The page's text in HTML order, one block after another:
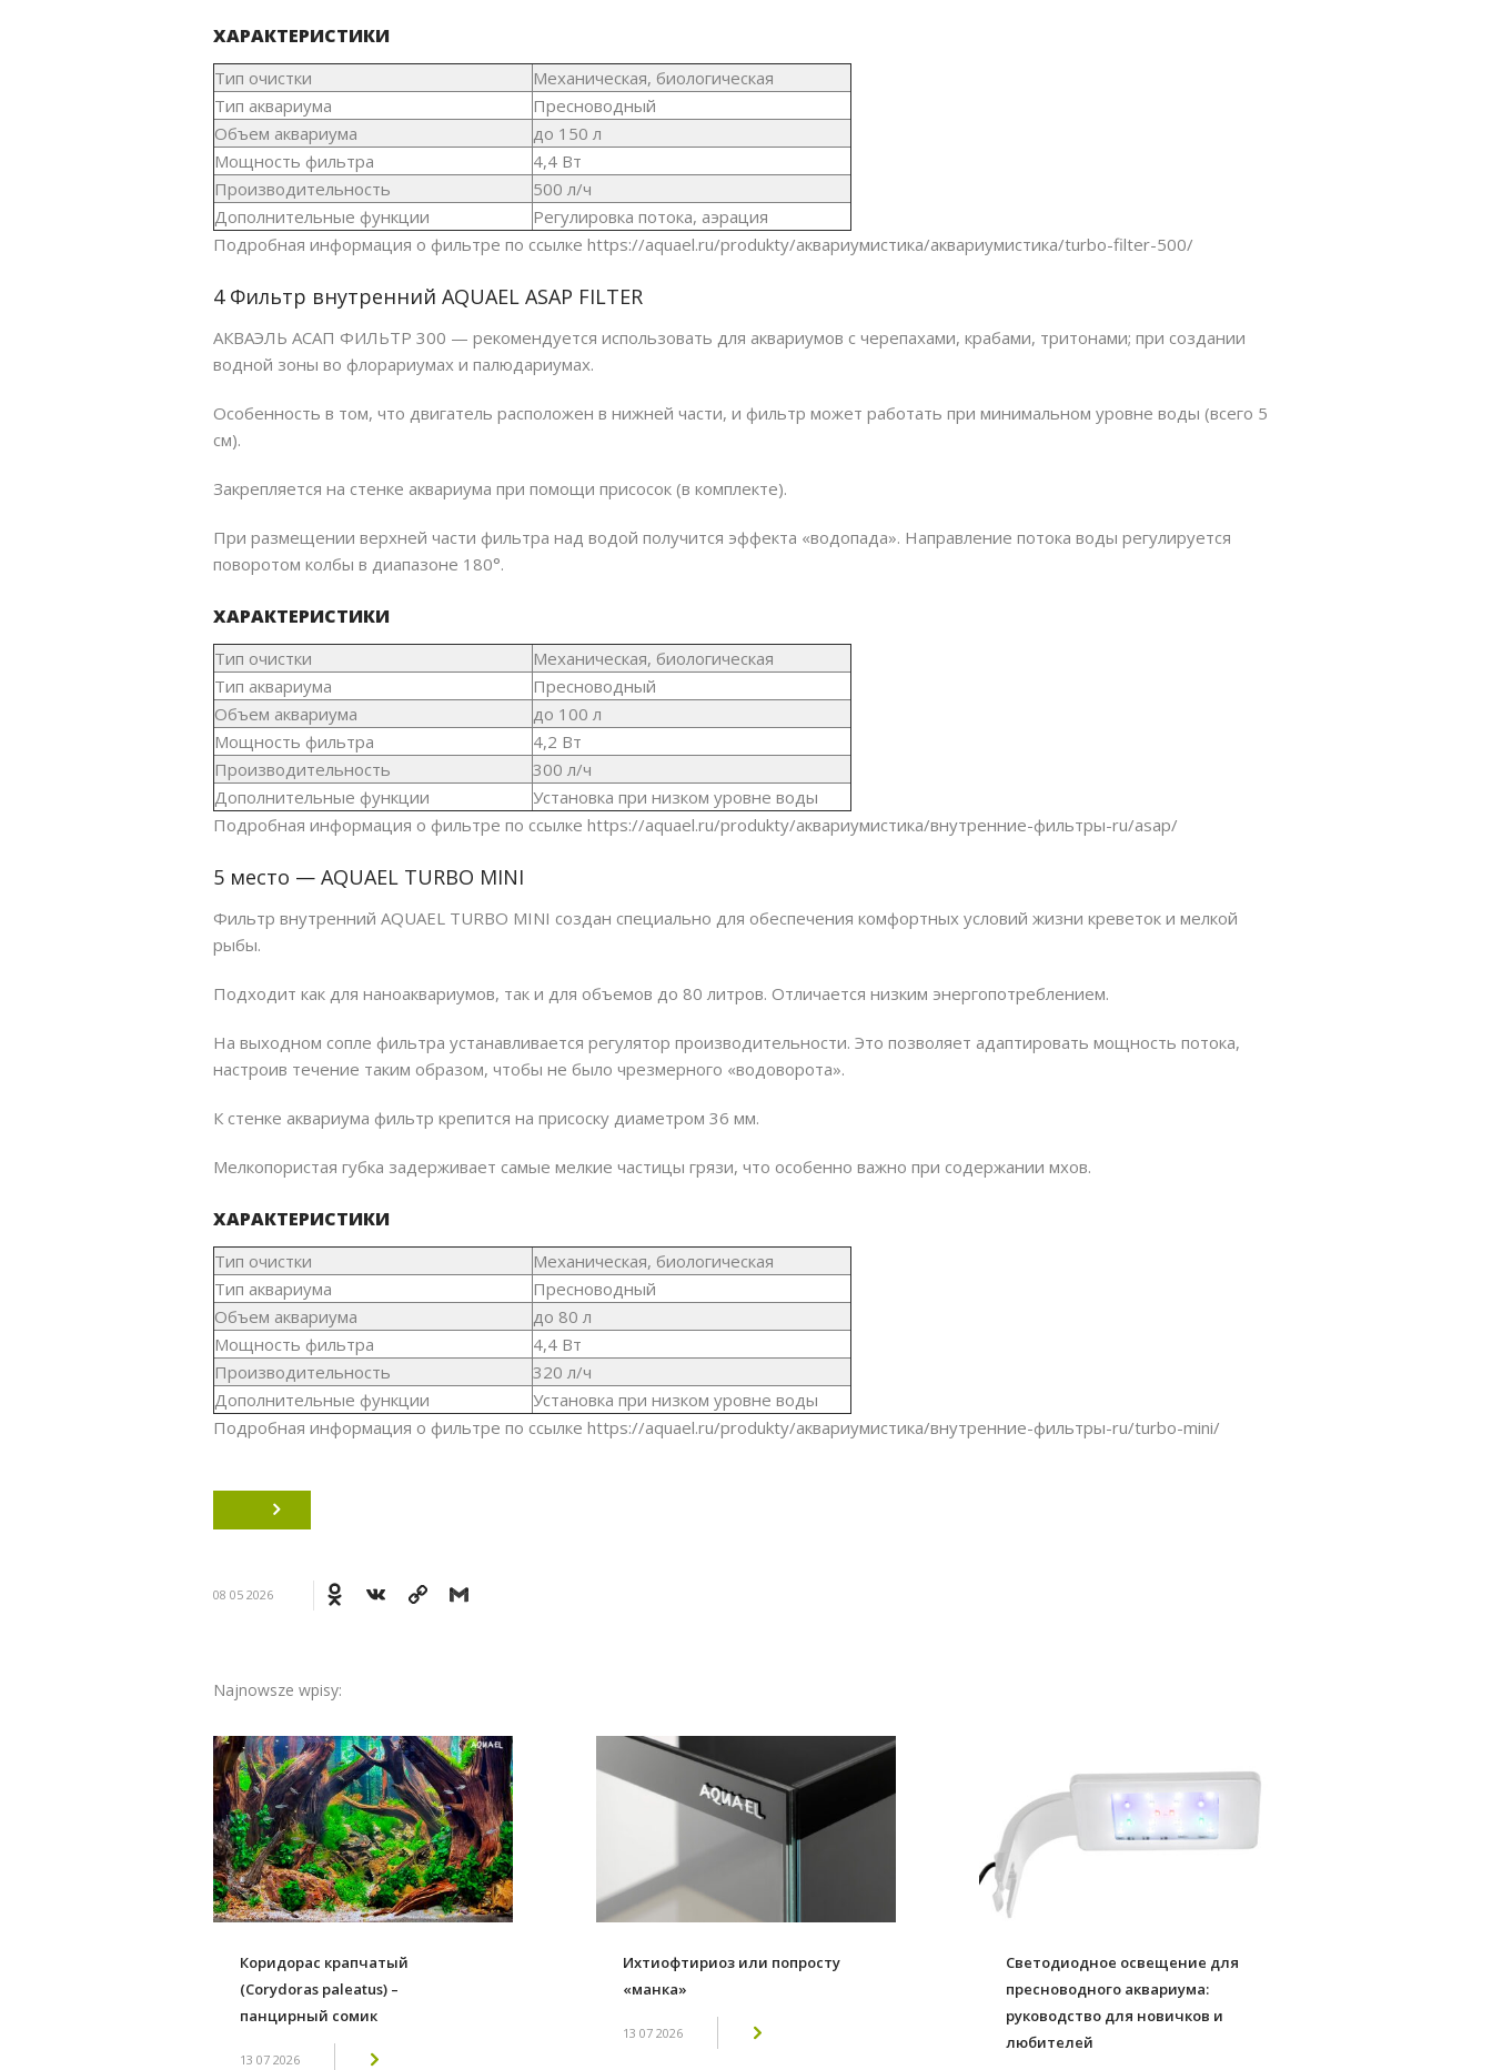
ХАРАКТЕРИСТИКИ
Тип очистки
Механическая, биологическая
Тип аквариума
Пресноводный
Объем аквариума
до 150 л
Мощность фильтра
4,4 Вт
Производительность
500 л/ч
Дополнительные функции
Регулировка потока, аэрация
Подробная информация о фильтре по ссылке https://aquael.ru/produkty/aквариумистика/aквариумистика/turbo-filter-500/
4 Фильтр внутренний AQUAEL ASAP FILTER
АКВАЭЛЬ АСАП ФИЛЬТР 300 — рекомендуется использовать для аквариумов с черепахами, крабами, тритонами; при создании
водной зоны во флорариумах и палюдариумах.
Особенность в том, что двигатель расположен в нижней части, и фильтр может работать при минимальном уровне воды (всего 5
см).
Закрепляется на стенке аквариума при помощи присосок (в комплекте).
При размещении верхней части фильтра над водой получится эффекта «водопада». Направление потока воды регулируется
поворотом колбы в диапазоне 180°.
ХАРАКТЕРИСТИКИ
Тип очистки
Механическая, биологическая
Тип аквариума
Пресноводный
Объем аквариума
до 100 л
Мощность фильтра
4,2 Вт
Производительность
300 л/ч
Дополнительные функции
Установка при низком уровне воды
Подробная информация о фильтре по ссылке https://aquael.ru/produkty/aквариумистика/внутренние-фильтры-ru/asap/
5 место — AQUAEL TURBO MINI
Фильтр внутренний AQUAEL TURBO MINI создан специально для обеспечения комфортных условий жизни креветок и мелкой
рыбы.
Подходит как для наноаквариумов, так и для объемов до 80 литров. Отличается низким энергопотреблением.
На выходном сопле фильтра устанавливается регулятор производительности. Это позволяет адаптировать мощность потока,
настроив течение таким образом, чтобы не было чрезмерного «водоворота».
К стенке аквариума фильтр крепится на присоску диаметром 36 мм.
Мелкопористая губка задерживает самые мелкие частицы грязи, что особенно важно при содержании мхов.
ХАРАКТЕРИСТИКИ
Тип очистки
Механическая, биологическая
Тип аквариума
Пресноводный
Объем аквариума
до 80 л
Мощность фильтра
4,4 Вт
Производительность
320 л/ч
Дополнительные функции
Установка при низком уровне воды
Подробная информация о фильтре по ссылке https://aquael.ru/produkty/aквариумистика/внутренние-фильтры-ru/turbo-mini/
08 05 2026 Odnoklassniki
VK
Copy
Najnowsze wpisy:
Коридорас крапчатый
(Corydoras paleatus) –
панцирный сомик
13 07 2026
Ихтиофтириоз или попросту
«манка»
13 07 2026
Светодиодное освещение для
пресноводного аквариума:
руководство для новичков и
любителей